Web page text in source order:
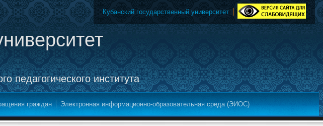
педагогического института
Кубанский государственный университет
граждан Электронная информационно-образовательная среда (ЭИОС)